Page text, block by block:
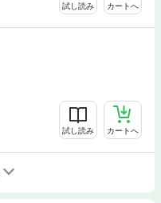
試し読み カートへ
試し読み カートへ